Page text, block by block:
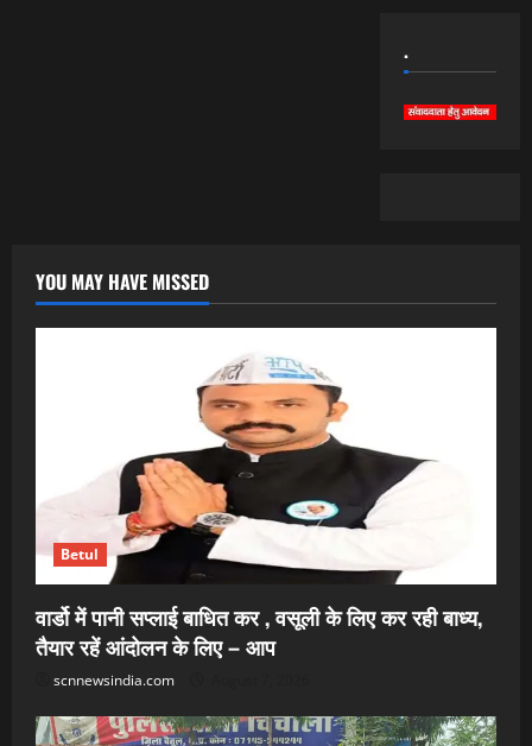
.
YOU MAY HAVE MISSED
Betul
वार्डो में पानी सप्लाई बाधित कर , वसूली के लिए कर रही बाध्य,
तैयार रहें आंदोलन के लिए – आप
scnnewsindia.com